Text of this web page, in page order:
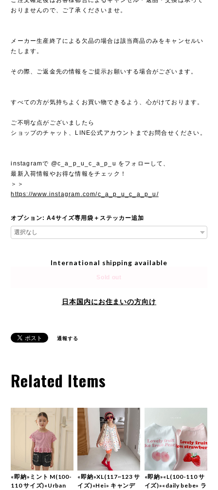
おりませんので、ご了承くださいませ。
メーカー生産終了による欠品の場合は該当商品のみをキャンセルい
たします。
その際、ご返金先の情報をご提示お願いする場合がございます。
すべての方が気持ちよくお買い物できるよう、心がけております。
ご不明な点がございましたら
ショップのチャット、LINE公式アカウントまでお問合せください。
instagramで @c_a_p_u_c_a_p_u をフォローして、
最新入荷情報やお得な情報をチェック！
＞＞
https://www.instagram.com/c_a_p_u_c_a_p_u/
オプション: A4サイズ専用袋＋ステッカー追加
International shipping available
Sold out
日本国内にお住まいの方向け
通報する
Related Items
«即納»ミント M(100-
110 サイズ)«Urban
«即納»XL(117~123 サ
イズ)«Hei» キャンデ
«即納»«L(100-110 サ
イズ)»«daily bebe» ラ